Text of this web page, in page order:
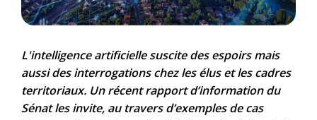
L'intelligence artificielle suscite des espoirs mais
aussi des interrogations chez les élus et les cadres
territoriaux. Un récent rapport d’information du
Sénat les invite, au travers d’exemples de cas